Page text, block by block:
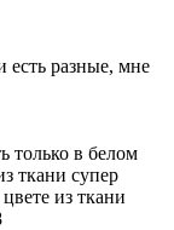
есть разные, мне
только в белом
ткани супер
из ткани